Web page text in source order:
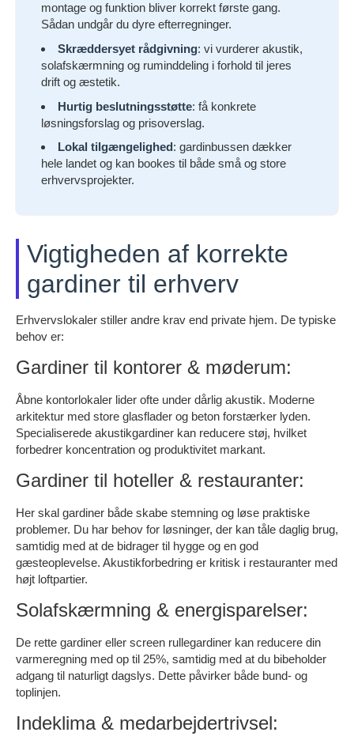
montage og funktion bliver korrekt første gang.
Sådan undgår du dyre efterregninger.
Skræddersyet rådgivning: vi vurderer akustik,
solafskærmning og ruminddeling i forhold til jeres
drift og æstetik.
Hurtig beslutningsstøtte: få konkrete
løsningsforslag og prisoverslag.
Lokal tilgængelighed: gardinbussen dækker
hele landet og kan bookes til både små og store
erhvervsprojekter.
Vigtigheden af korrekte
gardiner til erhverv
Erhvervslokaler stiller andre krav end private hjem. De typiske
behov er:
Gardiner til kontorer & møderum:
Åbne kontorlokaler lider ofte under dårlig akustik. Moderne
arkitektur med store glasflader og beton forstærker lyden.
Specialiserede akustikgardiner kan reducere støj, hvilket
forbedrer koncentration og produktivitet markant.
Gardiner til hoteller & restauranter:
Her skal gardiner både skabe stemning og løse praktiske
problemer. Du har behov for løsninger, der kan tåle daglig brug,
samtidig med at de bidrager til hygge og en god
gæsteoplevelse. Akustikforbedring er kritisk i restauranter med
højt loftpartier.
Solafskærmning & energisparelser:
De rette gardiner eller screen rullegardiner kan reducere din
varmeregning med op til 25%, samtidig med at du bibeholder
adgang til naturligt dagslys. Dette påvirker både bund- og
toplinjen.
Indeklima & medarbejdertrivsel: